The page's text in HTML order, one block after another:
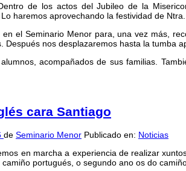
de los actos del Jubileo de la
haremos aprovechando la festividad de
el Seminario Menor para, una vez más,
Después nos desplazaremos hasta la tumba
acompañados de sus familias.
cara Santiago
de Seminario Menor Publicado en: Noticias
en marcha a experiencia de realizar
portugués, o segundo ano os do